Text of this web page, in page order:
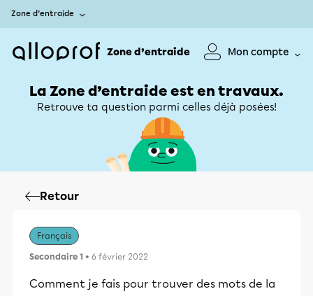
Zone d’entraide
Zone d’entraide Mon compte
La Zone d’entraide est en travaux.
Retrouve ta question parmi celles déjà posées!
Retour
Français
Secondaire 1 • 6 février 2022
Comment je fais pour trouver des mots de la